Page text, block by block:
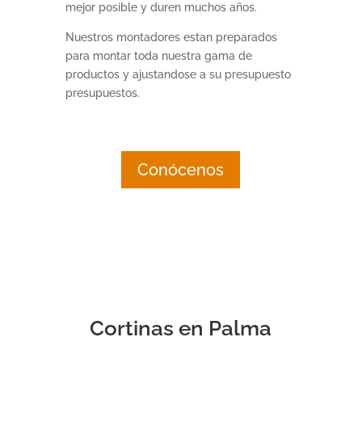
mejor posible y duren muchos años.
Nuestros montadores estan preparados
para montar toda nuestra gama de
productos y ajustandose a su presupuesto
presupuestos.
Conócenos
Cortinas en Palma